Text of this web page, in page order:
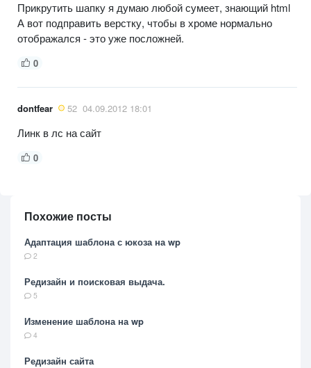
Прикрутить шапку я думаю любой сумеет, знающий html
А вот подправить верстку, чтобы в хроме нормально
отображался - это уже посложней.
0
dontfear 52 04.09.2012 18:01
Линк в лс на сайт
0
Похожие посты
Адаптация шаблона с юкоза на wp
2
Редизайн и поисковая выдача.
5
Изменение шаблона на wp
4
Редизайн сайта